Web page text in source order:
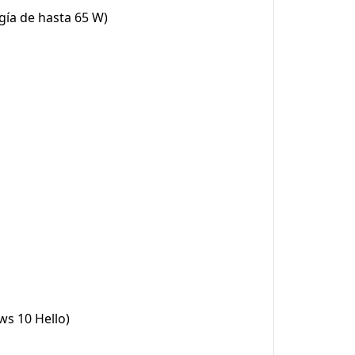
de hasta 65 W)
10 Hello)